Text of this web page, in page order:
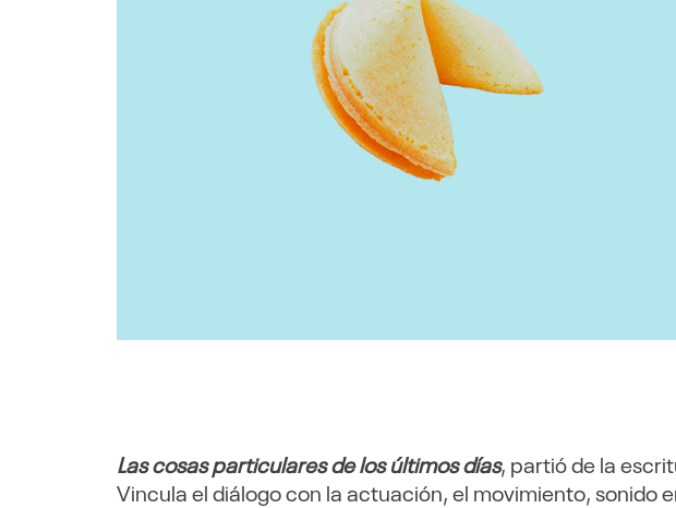
Las cosas particulares de los últimos días, partió de la
Vincula el diálogo con la actuación, el movimiento, sonido